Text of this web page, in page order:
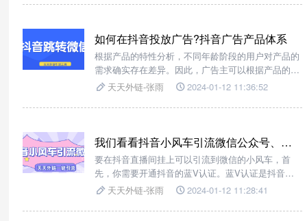
趣、新颖、有价值的短视频内容
如何在抖音投放广告?抖音广告产品体系
根据产品的特性分析，不同年龄阶段的用户对产品的
需求确实存在差异。因此，广告主可以根据产品的特
征和特性进行分类定位，例如护肤品主要面向女性，
天天外链-张雨 2024-01-12 11:36:52
我们看看抖音小风车引流微信公众号、个微、企微最全教程！
要在抖音直播间挂上可以引流到微信的小风车，首
先，你需要开通抖音的蓝V认证。蓝V认证是抖音平
台对于具备一定影响力和认可度的个人或机构进行的
天天外链-张雨 2024-01-12 11:28:41